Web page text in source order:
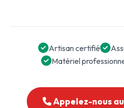
Artisan certifié
Matériel
Appelez-nous au